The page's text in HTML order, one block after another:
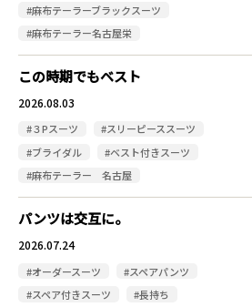
#麻布テーラーブラックスーツ
#麻布テーラー名古屋栄
この時期でもベスト
2026.08.03
#３Pスーツ
#スリーピーススーツ
#ブライダル
#ベスト付きスーツ
#麻布テーラー 名古屋
パンツは交互に。
2026.07.24
#オーダースーツ
#スペアパンツ
#スペア付きスーツ
#長持ち